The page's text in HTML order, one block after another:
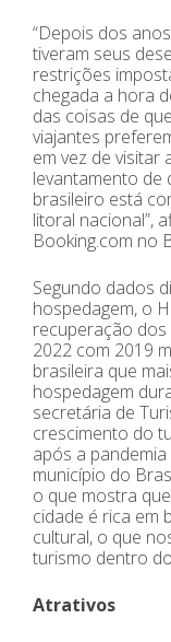
“Depois dos
tiveram seus
restrições
chegada a hora
das coisas de
viajantes
em vez de visitar
levantamento de
brasileiro está
litoral nacional”,
Booking.com no
Segundo dados
hospedagem, o
recuperação
2022 com 2019
brasileira que
hospedagem
secretária de
crescimento do
após a
município do
o que mostra
cidade é rica em
cultural, o que
turismo dentro
Atrativos